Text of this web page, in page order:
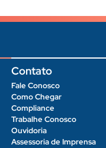
Contato
Fale Conosco
Como Chegar
Compliance
Trabalhe Conosco
Ouvidoria
Assessoria de Imprensa